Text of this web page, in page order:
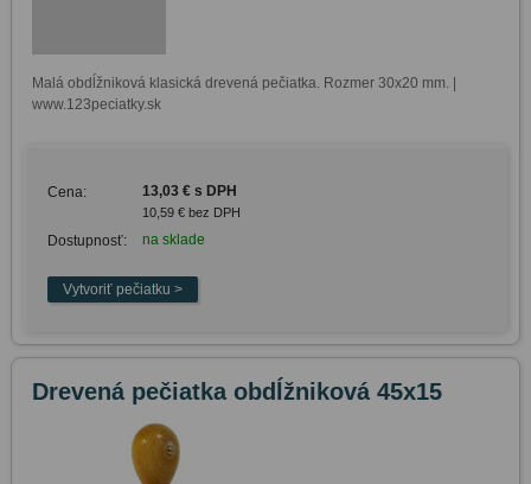
Malá obdĺžniková klasická drevená pečiatka. Rozmer 30x20 mm. |
www.123peciatky.sk
Cena: 13,03 € s DPH
10,59 € bez DPH
Dostupnosť: na sklade
Drevená pečiatka obdĺžniková 45x15